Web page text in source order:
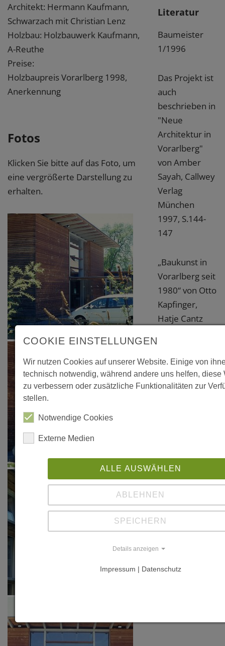
Architekt: Hermann Kaufmann,
Schwarzach mit Christian Lenz
Holzbau: Holzbauwerk Kaufmann,
A-Reuthe
Preise:
Holzbaupreis Vorarlberg 1998,
Anerkennung
Fotos
Klicken Sie bitte auf das Foto, um
eine vergrößerte Darstellung zu
erhalten.
Literatur
Baumeister
1/1996
Das Projekt ist
auch
beschrieben in
"Neue
Architektur in
Vorarlberg"
von Amber
Sayah, Callwey
Verlag
München
1997, S.144-
147
„Baukunst in
Vorarlberg seit
1980“ von Otto
Kapfinger,
Hatje Cantz
Projekt 6.13.
COOKIE EINSTELLUNGEN
Wir nutzen Cookies auf unserer Website. Einige von
technisch notwendig, während andere uns helfen, diese
zu verbessern oder zusätzliche Funktionalitäten zur
stellen.
Notwendige Cookies
Externe Medien
ALLE AUSWÄHLEN
ABLEHNEN
SPEICHERN
Details anzeigen
Impressum | Datenschutz